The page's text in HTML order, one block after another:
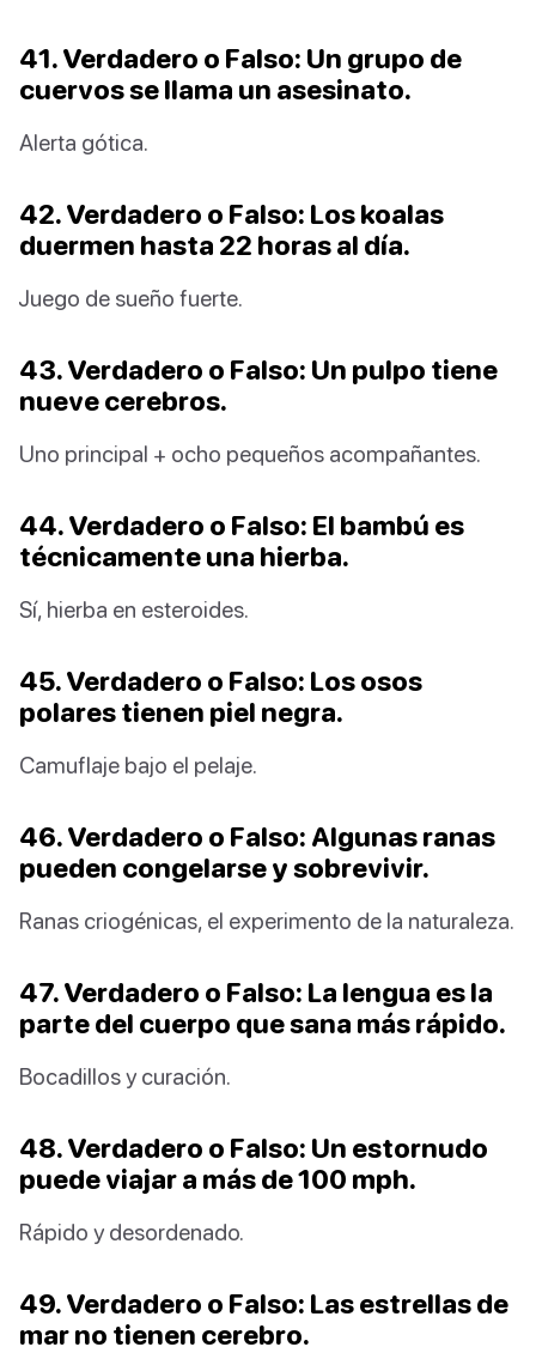
41. Verdadero o Falso: Un grupo de
cuervos se llama un asesinato.
Alerta gótica.
42. Verdadero o Falso: Los koalas
duermen hasta 22 horas al día.
Juego de sueño fuerte.
43. Verdadero o Falso: Un pulpo tiene
nueve cerebros.
Uno principal + ocho pequeños acompañantes.
44. Verdadero o Falso: El bambú es
técnicamente una hierba.
Sí, hierba en esteroides.
45. Verdadero o Falso: Los osos
polares tienen piel negra.
Camuflaje bajo el pelaje.
46. Verdadero o Falso: Algunas ranas
pueden congelarse y sobrevivir.
Ranas criogénicas, el experimento de la naturaleza.
47. Verdadero o Falso: La lengua es la
parte del cuerpo que sana más rápido.
Bocadillos y curación.
48. Verdadero o Falso: Un estornudo
puede viajar a más de 100 mph.
Rápido y desordenado.
49. Verdadero o Falso: Las estrellas de
mar no tienen cerebro.